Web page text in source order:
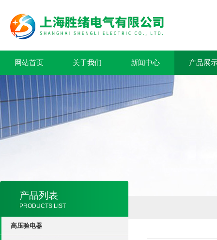
网站首页 关于我们 新闻中心 产品展
产品列表
PRODUCTS LIST
高压验电器